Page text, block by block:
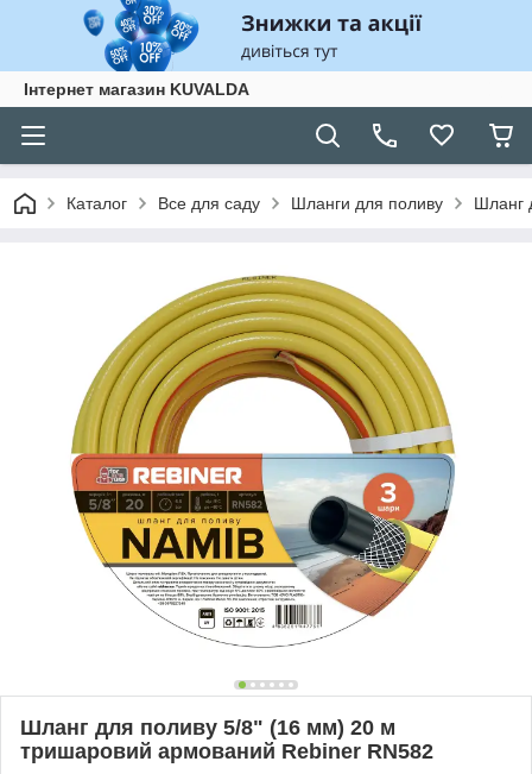
Інтернет магазин KUVALDA
Каталог Все для саду Шланги для поливу Шланг
Шланг для поливу 5/8" (16 мм) 20 м
тришаровий армований Rebiner RN582